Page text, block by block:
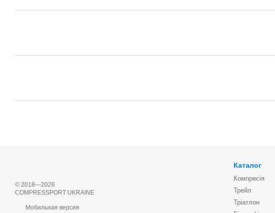
© 2018—2026
COMPRESSPORT UKRAINE
Мобильная версия
Каталог
Компресія
Трейл
Тріатлон